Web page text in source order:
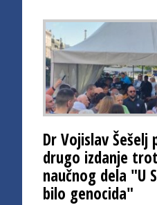
Dr Vojislav Šešelj
drugo izdanje
naučnog dela "U
bilo genocida"